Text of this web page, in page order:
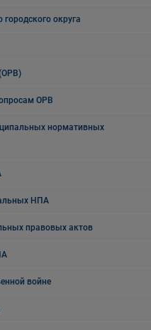
округа
ОРВ
нормативных
НПА
правовых актов
войне